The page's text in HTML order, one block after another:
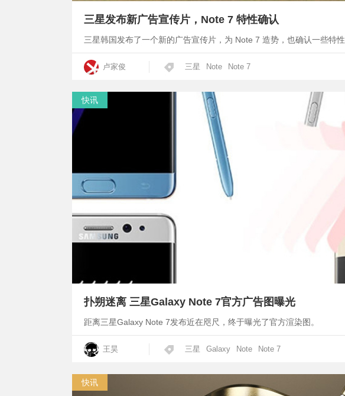
三星发布新广告宣传片，Note 7 特性确认
三星韩国发布了一个新的广告宣传片，为 Note 7 造势，也确认一些特性
卢家俊 三星 Note Note 7
快讯
扑朔迷离 三星Galaxy Note 7官方广告图曝光
距离三星Galaxy Note 7发布近在咫尺，终于曝光了官方渲染图。
王昊 三星 Galaxy Note Note 7
快讯